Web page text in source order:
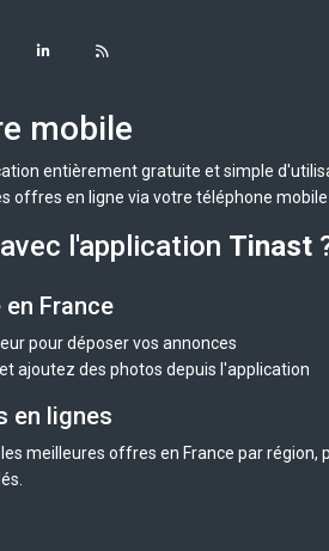
mobile
entièrement gratuite et simple
offres en ligne via votre téléphone
l'application Tinast
France
pour déposer vos annonces
ajoutez des photos depuis l'application
en lignes
meilleures offres en France par région,